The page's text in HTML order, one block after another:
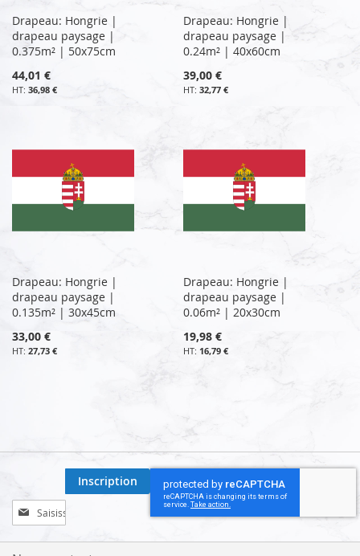
Drapeau: Hongrie |
drapeau paysage |
0.375m² | 50x75cm
44,01 €
36,98 €
Drapeau: Hongrie |
drapeau paysage |
0.24m² | 40x60cm
39,00 €
32,77 €
Drapeau: Hongrie |
drapeau paysage |
0.135m² | 30x45cm
33,00 €
27,73 €
Drapeau: Hongrie |
drapeau paysage |
0.06m² | 20x30cm
19,98 €
16,79 €
Inscription
à
notre
Inscription